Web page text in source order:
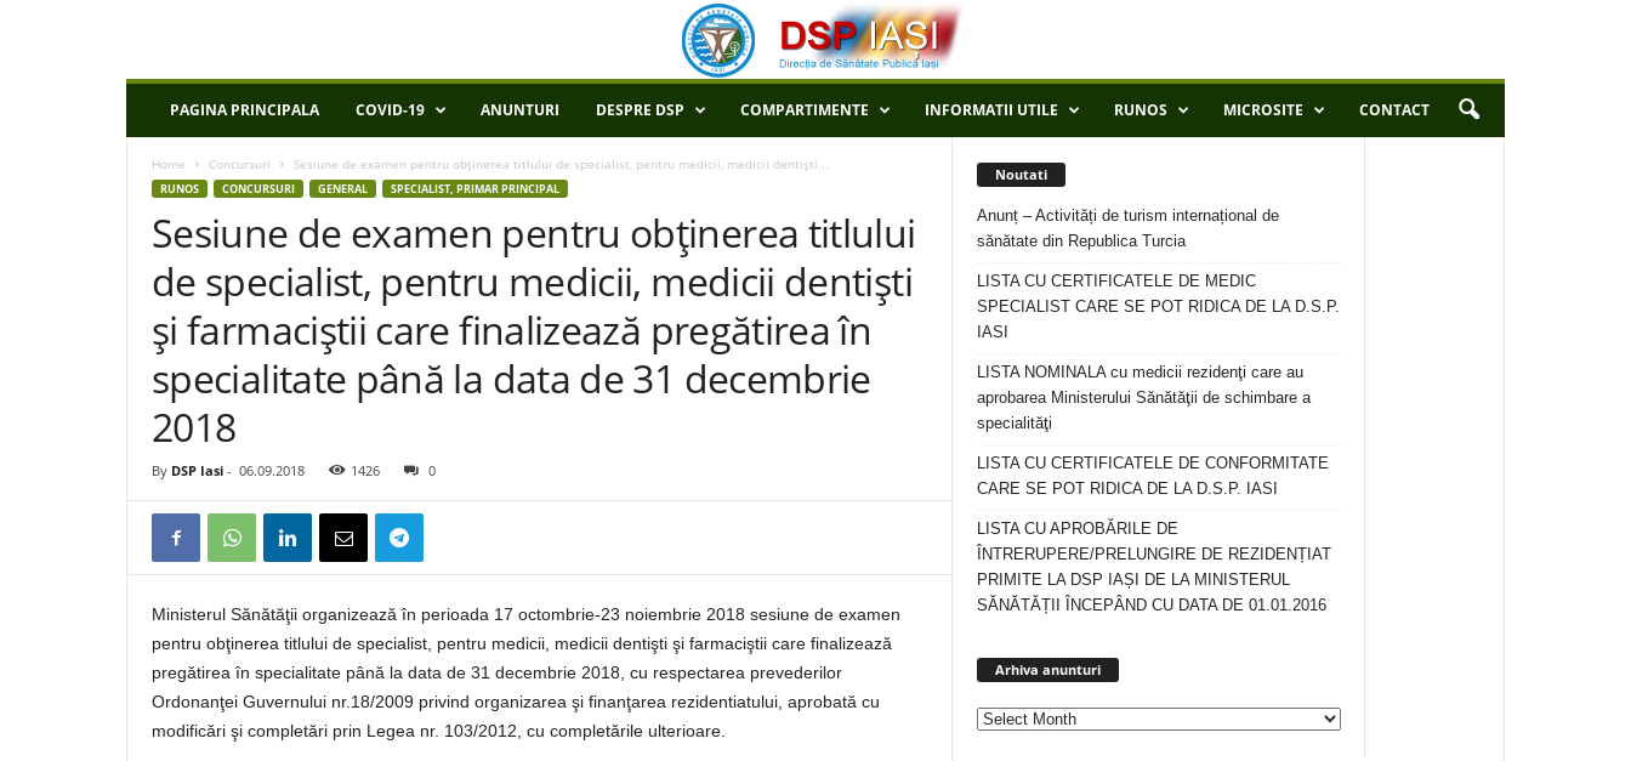
P
PAGINA PRINCIPALA COVID-19 ANUNTURI DESPRE DSP COMPARTIMENTE INFORMATII UTILE RUNOS MICROSITE CONTACT
Home Concursuri Sesiune de examen pentru obţinerea titlului de specialist, pentru medicii, medicii dentişti...
RUNOS CONCURSURI GENERAL SPECIALIST, PRIMAR PRINCIPAL
Sesiune de examen pentru obţinerea titlului
de specialist, pentru medicii, medicii dentişti
şi farmaciştii care finalizează pregătirea în
specialitate până la data de 31 decembrie
2018
By DSP Iasi - 06.09.2018 1426 0
Ministerul Sănătăţii organizează în perioada 17 octombrie-23 noiembrie 2018 sesiune de examen
pentru obţinerea titlului de specialist, pentru medicii, medicii dentişti şi farmaciştii care finalizează
pregătirea în specialitate până la data de 31 decembrie 2018, cu respectarea prevederilor
Ordonanţei Guvernului nr.18/2009 privind organizarea şi finanţarea rezidentiatului, aprobată cu
modificări şi completări prin Legea nr. 103/2012, cu completările ulterioare.
Noutati
Anunț – Activități de turism internațional de
sănătate din Republica Turcia
LISTA CU CERTIFICATELE DE MEDIC
SPECIALIST CARE SE POT RIDICA DE LA D.S.P.
IASI
LISTA NOMINALA cu medicii rezidenţi care au
aprobarea Ministerului Sănătăţii de schimbare a
specialităţi
LISTA CU CERTIFICATELE DE CONFORMITATE
CARE SE POT RIDICA DE LA D.S.P. IASI
LISTA CU APROBĂRILE DE
ÎNTRERUPERE/PRELUNGIRE DE REZIDENȚIAT
PRIMITE LA DSP IAȘI DE LA MINISTERUL
SĂNĂTĂȚII ÎNCEPÂND CU DATA DE 01.01.2016
Arhiva anunturi